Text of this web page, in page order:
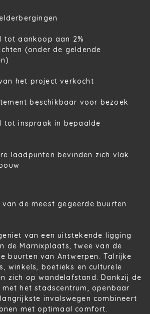
tot aankoop aan 2%
(onder de geldende
het project verkocht
beschikbaar voor bezoek
tot inspraak in bepaalde
laadpunten bevinden zich vlak
de meest gegeerde buurten
van een uitstekende ligging
de Marnixplaats, twee van de
buurten van Antwerpen. Talrijke
winkels, boetieks en culturele
zich op wandelafstand. Dankzij de
het stadscentrum, openbaar
invalswegen combineert
met optimaal comfort.